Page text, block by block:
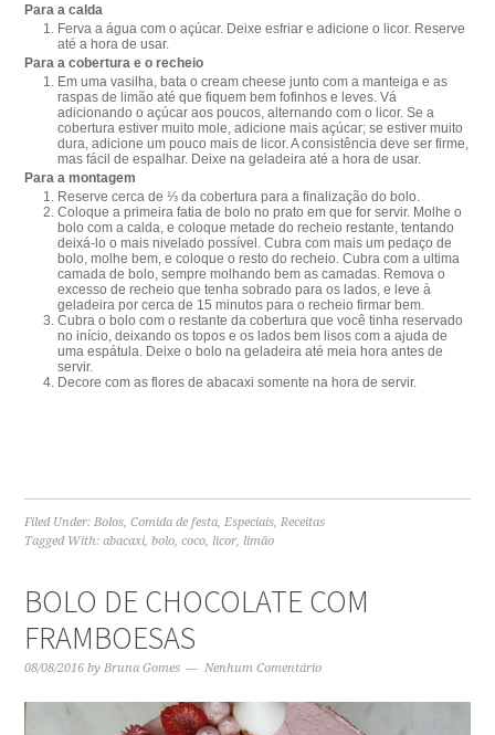
Para a calda
Ferva a água com o açúcar. Deixe esfriar e adicione o licor. Reserve
até a hora de usar.
Para a cobertura e o recheio
Em uma vasilha, bata o cream cheese junto com a manteiga e as
raspas de limão até que fiquem bem fofinhos e leves. Vá
adicionando o açúcar aos poucos, alternando com o licor. Se a
cobertura estiver muito mole, adicione mais açúcar; se estiver muito
dura, adicione um pouco mais de licor. A consistência deve ser firme,
mas fácil de espalhar. Deixe na geladeira até a hora de usar.
Para a montagem
Reserve cerca de ⅓ da cobertura para a finalização do bolo.
Coloque a primeira fatia de bolo no prato em que for servir. Molhe o
bolo com a calda, e coloque metade do recheio restante, tentando
deixá-lo o mais nivelado possível. Cubra com mais um pedaço de
bolo, molhe bem, e coloque o resto do recheio. Cubra com a ultima
camada de bolo, sempre molhando bem as camadas. Remova o
excesso de recheio que tenha sobrado para os lados, e leve à
geladeira por cerca de 15 minutos para o recheio firmar bem.
Cubra o bolo com o restante da cobertura que você tinha reservado
no início, deixando os topos e os lados bem lisos com a ajuda de
uma espátula. Deixe o bolo na geladeira até meia hora antes de
servir.
Decore com as flores de abacaxi somente na hora de servir.
Filed Under: Bolos ,Comida de festa Especiais Receitas
Tagged With:abacaxi ,bolo ,coco licor limão
BOLO DE CHOCOLATE COM
FRAMBOESAS
08/08/2016 by Bruna Gomes Nenhum Comentário